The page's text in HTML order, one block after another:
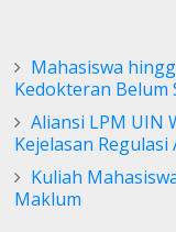
Mahasiswa
Kedokteran Belum
Aliansi LPM UIN
Kejelasan
Kuliah
Maklum